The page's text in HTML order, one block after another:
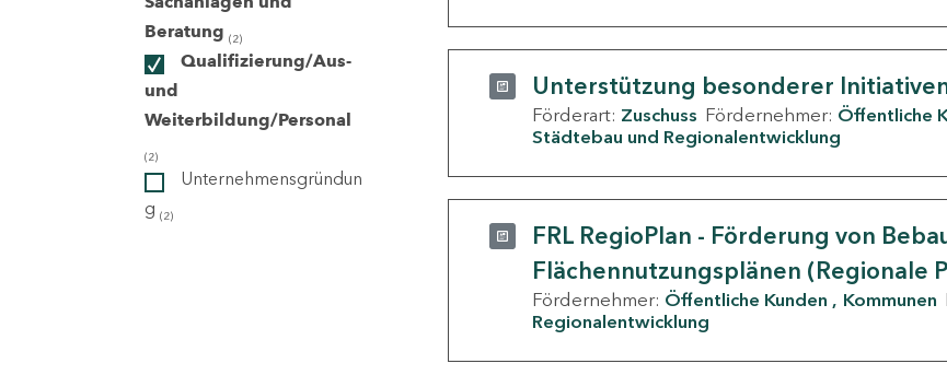
Beratung (2)
Qualifizierung/Aus-
und
Weiterbildung/Personal
(2)
Unternehmensgründun
g (2)
Unterstützung besonderer
Förderart: Zuschuss Fördernehmer: Öffentliche
Städtebau und Regionalentwicklung
FRL RegioPlan - Förderung von
Flächennutzungsplänen (Regionale
Fördernehmer: Öffentliche Kunden Kommunen
Regionalentwicklung